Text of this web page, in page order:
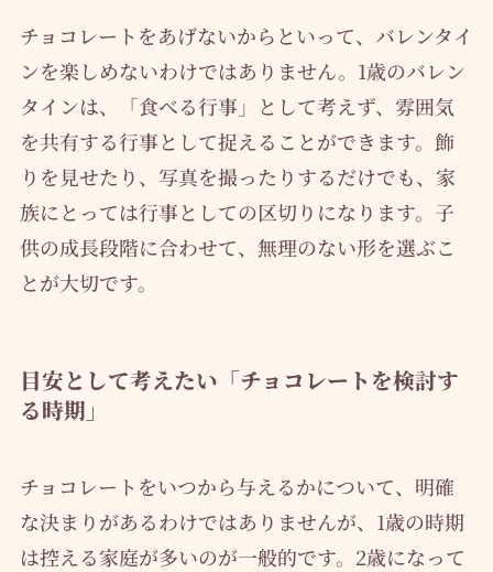
チョコレートをあげないからといって、バレンタイ
ンを楽しめないわけではありません。1歳のバレン
タインは、「食べる行事」として考えず、雰囲気
を共有する行事として捉えることができます。飾
りを見せたり、写真を撮ったりするだけでも、家
族にとっては行事としての区切りになります。子
供の成長段階に合わせて、無理のない形を選ぶこ
とが大切です。
目安として考えたい「チョコレートを検討す
る時期」
チョコレートをいつから与えるかについて、明確
な決まりがあるわけではありませんが、1歳の時期
は控える家庭が多いのが一般的です。2歳になって